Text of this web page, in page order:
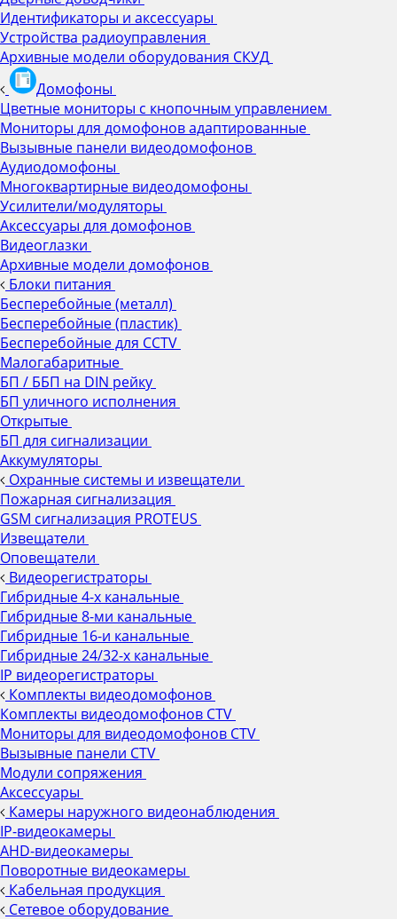
Идентификаторы и аксессуары
Устройства радиоуправления
Архивные модели оборудования СКУД
Домофоны
Цветные мониторы с кнопочным управлением
Мониторы для домофонов адаптированные
Вызывные панели видеодомофонов
Аудиодомофоны
Многоквартирные видеодомофоны
Усилители/модуляторы
Аксессуары для домофонов
Видеоглазки
Архивные модели домофонов
Блоки питания
Бесперебойные (металл)
Бесперебойные (пластик)
Бесперебойные для CCTV
Малогабаритные
БП / ББП на DIN рейку
БП уличного исполнения
Открытые
БП для сигнализации
Аккумуляторы
Охранные системы и извещатели
Пожарная сигнализация
GSM сигнализация PROTEUS
Извещатели
Оповещатели
Видеорегистраторы
Гибридные 4-х канальные
Гибридные 8-ми канальные
Гибридные 16-и канальные
Гибридные 24/32-х канальные
IP видеорегистраторы
Комплекты видеодомофонов
Комплекты видеодомофонов CTV
Мониторы для видеодомофонов CTV
Вызывные панели CTV
Модули сопряжения
Аксессуары
Камеры наружного видеонаблюдения
IP-видеокамеры
AHD-видеокамеры
Поворотные видеокамеры
Кабельная продукция
Сетевое оборудование